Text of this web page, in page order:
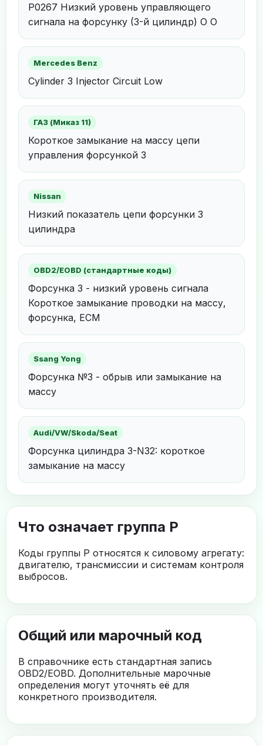
P0267 Низкий уровень управляющего
сигнала на форсунку (3-й цилиндр) О О
Mercedes Benz
Cylinder 3 Injector Circuit Low
ГАЗ (Миказ 11)
Короткое замыкание на массу цепи
управления форсункой 3
Nissan
Низкий показатель цепи форсунки 3
цилиндра
OBD2/EOBD (стандартные коды)
Форсунка 3 - низкий уровень сигнала
Короткое замыкание проводки на массу,
форсунка, ECM
Ssang Yong
Форсунка №3 - обрыв или замыкание на
массу
Audi/VW/Skoda/Seat
Форсунка цилиндра 3-N32: короткое
замыкание на массу
Что означает группа P
Коды группы P относятся к силовому агрегату:
двигателю, трансмиссии и системам контроля
выбросов.
Общий или марочный код
В справочнике есть стандартная запись
OBD2/EOBD. Дополнительные марочные
определения могут уточнять её для
конкретного производителя.